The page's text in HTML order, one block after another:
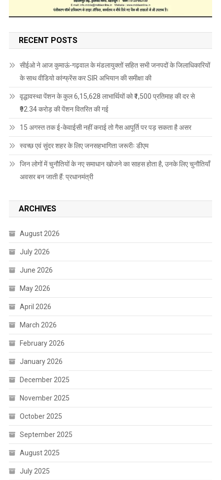
RECENT POSTS
सीईओ ने आज कुमाऊं-गढ़वाल के मंडलायुक्तों सहित सभी जनपदों के जिलाधिकारियों
के साथ वीडियो कांन्फ्रेंस कर SIR अभियान की समीक्षा की
वृद्धावस्था पेंशन के कुल 6,15,628 लाभार्थियों को ₹1,500 प्रतिमाह की दर से
₹92.34 करोड़ की पेंशन वितरित की गई
15 अगस्त तक ई-केवाईसी नहीं कराई तो गैस आपूर्ति पर पड़ सकता है असर
स्वच्छ एवं सुंदर शहर के लिए जनसहभागिता जरूरीः डीएम
जिन लोगों में चुनौतियों के नए समाधान खोजने का साहस होता है, उनके लिए चुनौतियाँ
अवसर बन जाती हैं: प्रधानमंत्री
ARCHIVES
August 2026
July 2026
June 2026
May 2026
April 2026
March 2026
February 2026
January 2026
December 2025
November 2025
October 2025
September 2025
August 2025
July 2025